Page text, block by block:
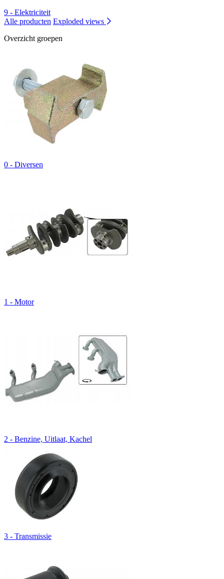
9 - Elektriciteit
Alle producten Exploded views
Overzicht groepen
0 - Diversen
1 - Motor
2 - Benzine, Uitlaat, Kachel
3 - Transmissie